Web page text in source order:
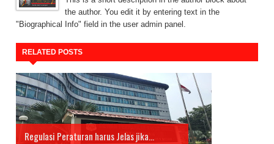
the author. You edit it by entering text in the
"Biographical Info" field in the user admin panel.
RELATED POSTS
Regulasi Peraturan harus Jelas jika...